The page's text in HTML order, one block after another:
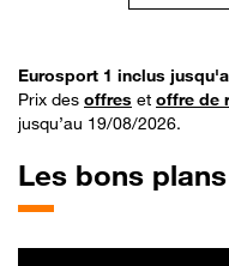
Eurosport 1 inclus
Prix des offres et offre de
jusqu’au 19/08/2026.
Les bons